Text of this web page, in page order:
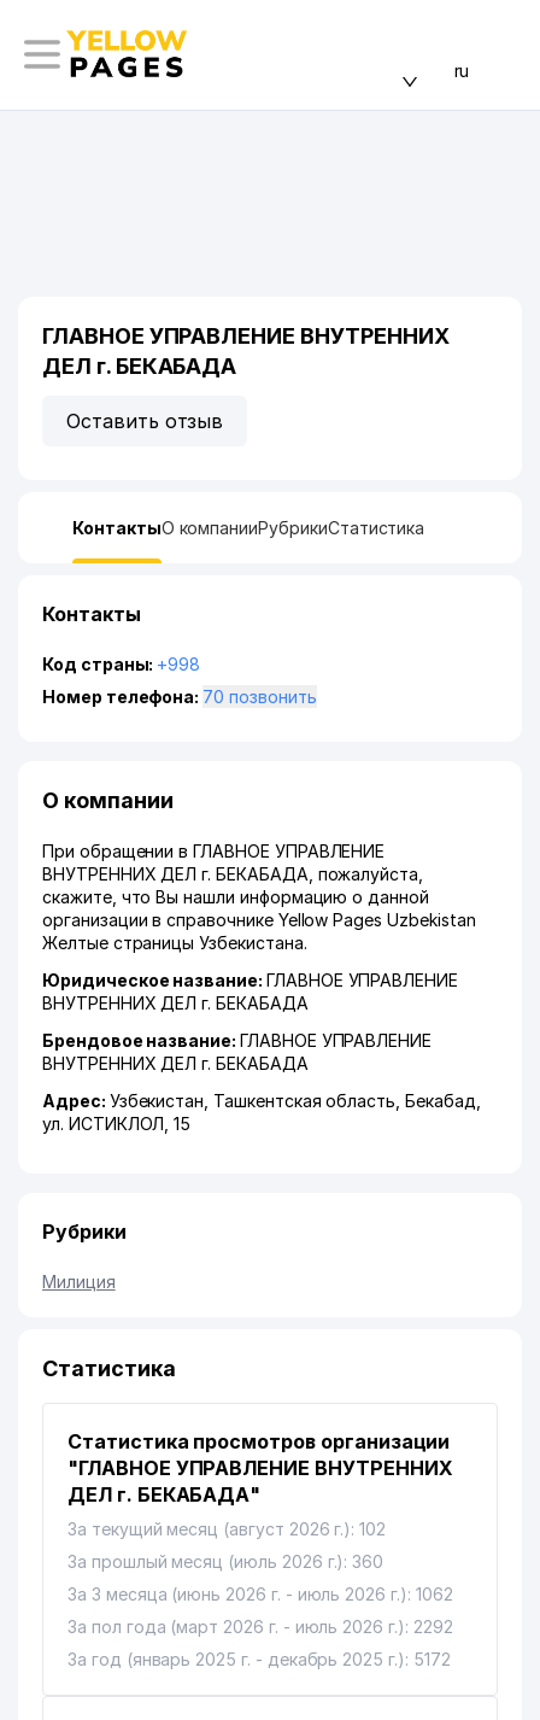
ru
ГЛАВНОЕ УПРАВЛЕНИЕ ВНУТРЕННИХ
ДЕЛ г. БЕКАБАДА
Оставить отзыв
КонтактыО компанииРубрикиСтатистика
Контакты
Код страны: +998
Номер телефона:
70 позвонить
О компании
При обращении в ГЛАВНОЕ УПРАВЛЕНИЕ
ВНУТРЕННИХ ДЕЛ г. БЕКАБАДА, пожалуйста,
скажите, что Вы нашли информацию о данной
организации в справочнике Yellow Pages Uzbekistan
Желтые страницы Узбекистана.
Юридическое название: ГЛАВНОЕ УПРАВЛЕНИЕ
ВНУТРЕННИХ ДЕЛ г. БЕКАБАДА
Брендовое название: ГЛАВНОЕ УПРАВЛЕНИЕ
ВНУТРЕННИХ ДЕЛ г. БЕКАБАДА
Адрес: Узбекистан, Ташкентская область ,Бекабад
ул. ИСТИКЛОЛ , 15
Рубрики
Милиция
Статистика
Статистика просмотров организации
"ГЛАВНОЕ УПРАВЛЕНИЕ ВНУТРЕННИХ
ДЕЛ г. БЕКАБАДА"
За текущий месяц (август 2026 г.): 102
За прошлый месяц (июль 2026 г.): 360
За 3 месяца (июнь 2026 г. - июль 2026 г.): 1062
За пол года (март 2026 г. - июль 2026 г.): 2292
За год (январь 2025 г. - декабрь 2025 г.): 5172